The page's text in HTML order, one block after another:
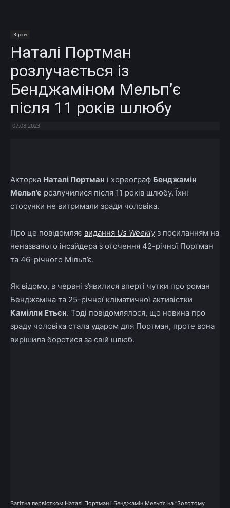
Зірки
Наталі Портман
розлучається із
Бенджаміном Мельп’є
після 11 років шлюбу
07.08.2023
Акторка Наталі Портман і хореограф Бенджамін
Мельп’є розлучилися після 11 років шлюбу. Їхні
стосунки не витримали зради чоловіка.
Про це повідомляє видання Us Weeklyз посиланням на
неназваного інсайдера з оточення 42-річної Портман
та 46-річного Мільп’є.
Як відомо, в червні з’явилися вперті чутки про роман
Бенджаміна та 25-річної кліматичної активістки
Камілли Етьєн. Тоді повідомлялося, що новина про
зраду чоловіка стала ударом для Портман, проте вона
вирішила боротися за свій шлюб.
Вагітна первістком Наталі Портман і Бенджамін Мельп’є на “Золотому